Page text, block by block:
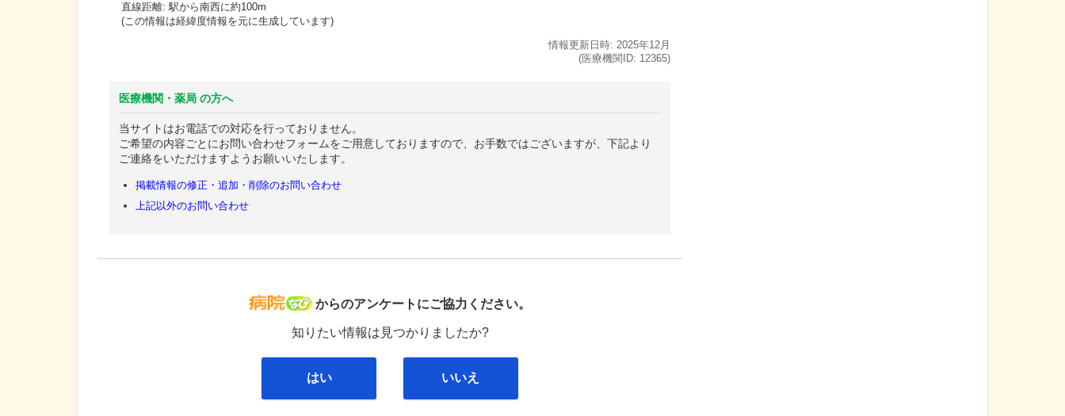
直線距離: 駅から南西に約100m
(この情報は経緯度情報を元に生成しています)
情報更新日時: 2025年12月
(医療機関ID: 12365)
医療機関・薬局 の方へ
当サイトはお電話での対応を行っておりません。
ご希望の内容ごとにお問い合わせフォームをご用意しておりますので、お手数ではございますが、下記より
ご連絡をいただけますようお願いいたします。
掲載情報の修正・追加・削除のお問い合わせ
上記以外のお問い合わせ
病院なび
からのアンケートにご協力ください。
知りたい情報は見つかりましたか?
はい いいえ